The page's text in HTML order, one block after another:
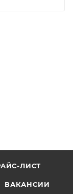
ЛИСТ
ВАКАНСИИ